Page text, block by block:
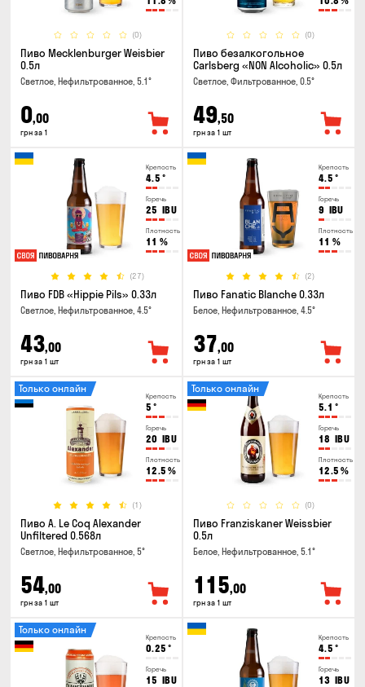
(0)
Пиво Mecklenburger Weisbier
0.5л
Светлое, Нефильтрованное, 5.1°
0,00
грн за 1
(0)
Пиво безалкогольное
Carlsberg «NON Alcoholic» 0.5л
Светлое, Фильтрованное, 0.5°
49,50
грн за 1 шт
Крепость
4.5 °
Горечь
25 IBU
Плотность
11 %
(27)
Пиво FDB «Hippie Pils» 0.33л
Светлое, Нефильтрованное, 4.5°
43,00
грн за 1 шт
Крепость
4.5 °
Горечь
9 IBU
Плотность
11 %
(2)
Пиво Fanatic Blanche 0.33л
Белое, Нефильтрованное, 4.5°
37,00
грн за 1 шт
Крепость
5 °
Горечь
20 IBU
Плотность
12.5 %
(1)
Только онлайн
Пиво A. Le Coq Alexander
Unfiltered 0.568л
Светлое, Нефильтрованное, 5°
54,00
грн за 1 шт
Крепость
5.1 °
Горечь
18 IBU
Плотность
12.5 %
(0)
Только онлайн
Пиво Franziskaner Weissbier
0.5л
Белое, Нефильтрованное, 5.1°
115,00
грн за 1 шт
Крепость
0.25 °
Горечь
15 IBU
Только онлайн
Крепость
4.5 °
Горечь
13 IBU